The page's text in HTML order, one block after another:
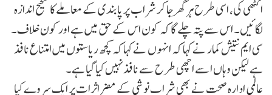
اکٹھی کی، اسی طرح ہر گھر جا کر شراب پر پابندی کے معاملے کا صحیح اندازہ
لگائیں۔ اس سے پتہ چلے گا کہ کون اس کے حق میں ہے اور کون خلاف۔
سی ایم نتیش کمار نے کہا کہ انہوں نے کہا کہ کچھ ریاستوں میں امتناع نافذ
ہے لیکن وہاں اسے اچھی طرح سے نافذ نہیں کیا گیا ہے۔
عالمی ادارہ صحت نے بھی شراب نوشی کے مضر اثرات پر ایک سروے کیا